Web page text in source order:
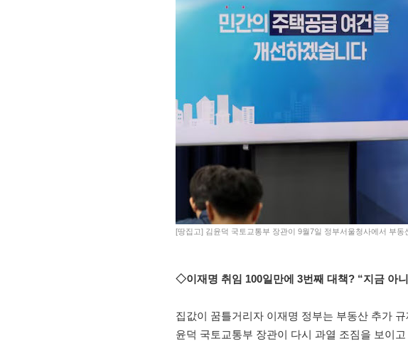
[땅집고] 김윤덕 국토교통부 장관이 9월7일 정부서울청사에서 부
◇이재명 취임 100일만에 3번째 대책? “지금 아
집값이 꿈틀거리자 이재명 정부는 부동산 추가
윤덕 국토교통부 장관이 다시 과열 조짐을 보이